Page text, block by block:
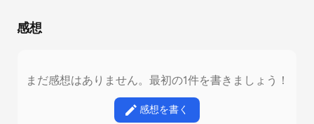
感想
まだ感想はありません。最初の1件を書きましょう！
感想を書く